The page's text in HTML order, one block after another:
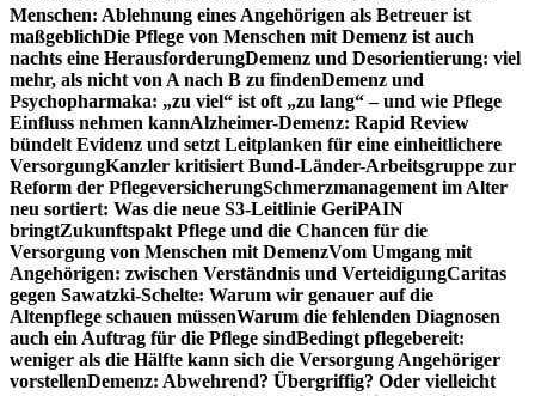
Menschen: Ablehnung eines Angehörigen als Betreuer ist
maßgeblichDie Pflege von Menschen mit Demenz ist auch
nachts eine HerausforderungDemenz und Desorientierung: viel
mehr, als nicht von A nach B zu findenDemenz und
Psychopharmaka: „zu viel“ ist oft „zu lang“ – und wie Pflege
Einfluss nehmen kannAlzheimer-Demenz: Rapid Review
bündelt Evidenz und setzt Leitplanken für eine einheitlichere
VersorgungKanzler kritisiert Bund-Länder-Arbeitsgruppe zur
Reform der PflegeversicherungSchmerzmanagement im Alter
neu sortiert: Was die neue S3-Leitlinie GeriPAIN
bringtZukunftspakt Pflege und die Chancen für die
Versorgung von Menschen mit DemenzVom Umgang mit
Angehörigen: zwischen Verständnis und VerteidigungCaritas
gegen Sawatzki-Schelte: Warum wir genauer auf die
Altenpflege schauen müssenWarum die fehlenden Diagnosen
auch ein Auftrag für die Pflege sindBedingt pflegebereit:
weniger als die Hälfte kann sich die Versorgung Angehöriger
vorstellenDemenz: Abwehrend? Übergriffig? Oder vielleicht